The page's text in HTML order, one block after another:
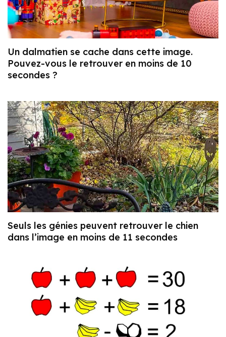
Un dalmatien se cache dans cette image.
Pouvez-vous le retrouver en moins de 10
secondes ?
Seuls les génies peuvent retrouver le chien
dans l’image en moins de 11 secondes